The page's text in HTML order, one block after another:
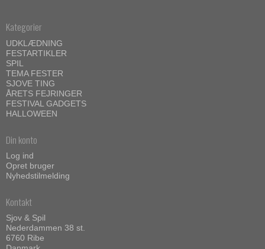
Kategorier
UDKLÆDNING
FESTARTIKLER
SPIL
TEMA FESTER
SJOVE TING
ÅRETS FEJRINGER
FESTIVAL GADGETS
HALLOWEEN
Din konto
Log ind
Opret bruger
Nyhedstilmelding
Kontakt
Sjov & Spil
Nederdammen 38 st.
6760 Ribe